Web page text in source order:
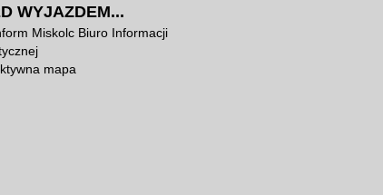
WYJAZDEM...
Miskolc Biuro Informacji
mapa